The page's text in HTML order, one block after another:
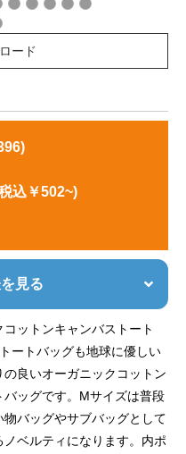
ード
込￥502~)
見る
ットンキャンバストート
ートバッグも地球に優しい
良いオーガニックコットン
ッグです。Mサイズは普段
バッグやサブバッグとして
ベルティになります。内ポ